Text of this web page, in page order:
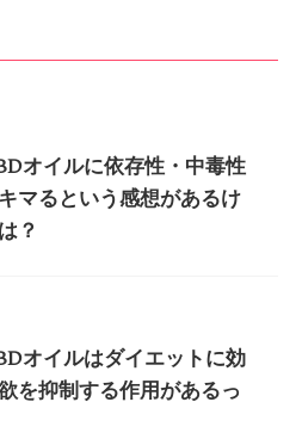
オイルに依存性・中毒性
マるという感想があるけ
？
オイルはダイエットに効
を抑制する作用があるっ